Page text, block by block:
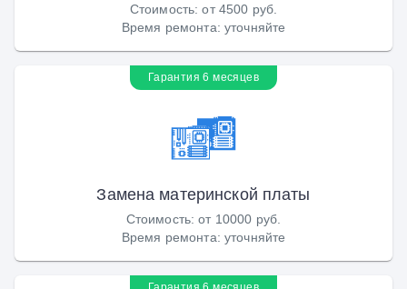
Стоимость:от 4500 руб.
Время ремонта: уточняйте
Гарантия 6 месяцев
Замена материнской платы
Стоимость:от 10000 руб.
Время ремонта: уточняйте